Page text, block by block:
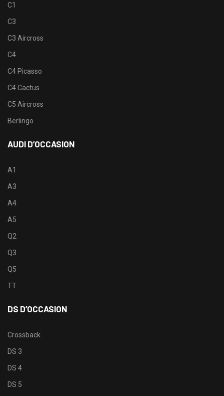
C1
C3
C3 Aircross
C4
C4 Picasso
C4 Cactus
C5 Aircross
Berlingo
AUDI D’OCCASION
A1
A3
A4
A5
Q2
Q3
Q5
TT
DS D’OCCASION
Crossback
DS 3
DS 4
DS 5